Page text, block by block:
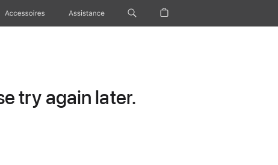
Accessoires Assistance
try again later.